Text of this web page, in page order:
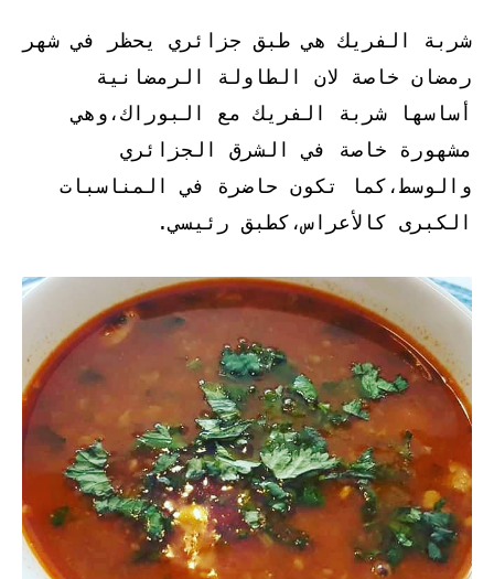
شربة الفريك هي طبق جزائري يحظر في شهر
رمضان خاصة لان الطاولة الرمضانية
أساسها شربة الفريك مع البوراك،وهي
مشهورة خاصة في الشرق الجزائري
والوسط،كما تكون حاضرة في المناسبات
الكبرى كالأعراس،كطبق رئيسي.